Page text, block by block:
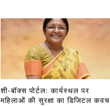
शी-बॉक्स पोर्टल: कार्यस्थल पर
महिलाओं की सुरक्षा का डिजिटल कवच